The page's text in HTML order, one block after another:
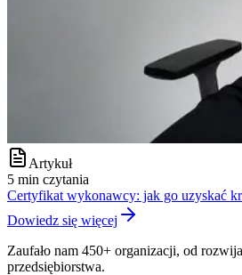
Artykuł
5 min czytania
Certyfikat wykonawcy: jak go uzyskać
Dowiedz się więcej
Zaufało nam 450+ organizacji, od
przedsiębiorstwa.